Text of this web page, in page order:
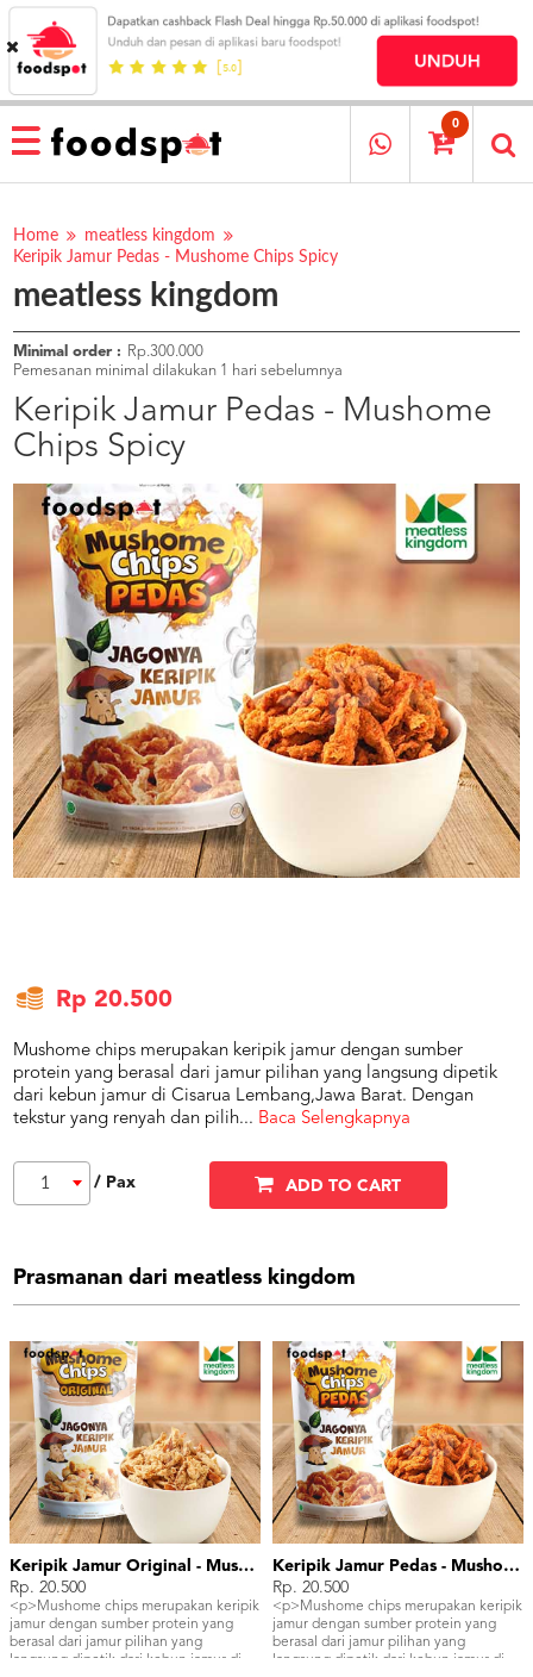
HOME
MENU
RESTAURANT
PESAN
OUR
COMPANY
MEREKA
KATALOG
LOYALTY
PROGRAM
FAQ
ABOUT
CATERERS
BLOG
TERMS
&
CONDITIONS
CALL
CENTER
021
5091
3494
LOGIN
DAFTAR
0
Home
meatless kingdom
Keripik Jamur Pedas - Mushome Chips Spicy
meatless kingdom
Minimal order :
Rp.300.000
Pemesanan minimal dilakukan 1 hari sebelumnya
Keripik Jamur Pedas - Mushome
Chips Spicy
Rp 20.500
Mushome chips merupakan keripik jamur dengan sumber
protein yang berasal dari jamur pilihan yang langsung dipetik
dari kebun jamur di Cisarua Lembang,Jawa Barat. Dengan
tekstur yang renyah dan pilih... Baca Selengkapnya
1 / Pax ADD TO CART
Prasmanan dari meatless kingdom
Keripik Jamur Original - Mushome Chips Original
Rp. 20.500
<p>Mushome chips merupakan keripik
jamur dengan sumber protein yang
berasal dari jamur pilihan yang
langsung dipetik dari kebun jamur di
Keripik Jamur Pedas - Mushome Chips Spicy
Rp. 20.500
<p>Mushome chips merupakan keripik
jamur dengan sumber protein yang
berasal dari jamur pilihan yang
langsung dipetik dari kebun jamur di